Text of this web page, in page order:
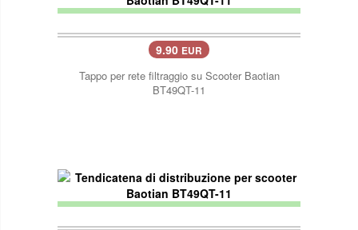
9.90 EUR
Tappo per rete filtraggio su Scooter Baotian
BT49QT-11